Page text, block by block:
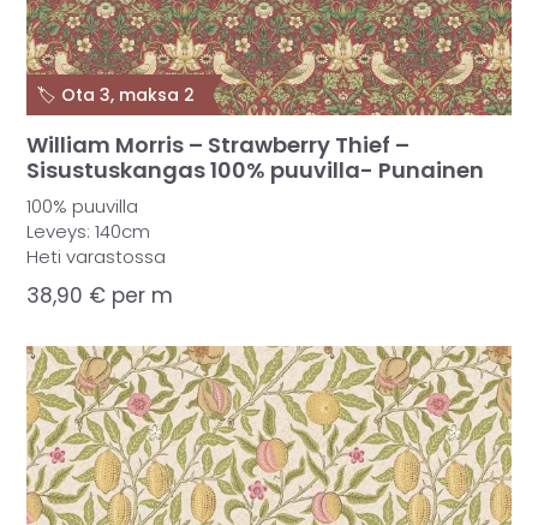
William Morris – Strawberry Thief –
Sisustuskangas 100% puuvilla- Punainen
100% puuvilla
Leveys: 140cm
Heti varastossa
38,90 € per m
🏷️ Ota 3, maksa 2